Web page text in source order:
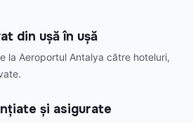
din ușă în ușă
la Aeroportul Antalya către hoteluri,
și asigurate